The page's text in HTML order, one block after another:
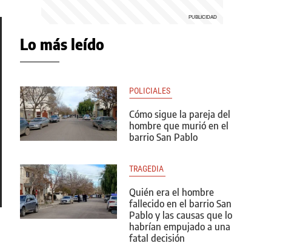
Lo más leído
POLICIALES
Cómo sigue la pareja del
hombre que murió en el
barrio San Pablo
TRAGEDIA
Quién era el hombre
fallecido en el barrio San
Pablo y las causas que lo
habrían empujado a una
fatal decisión